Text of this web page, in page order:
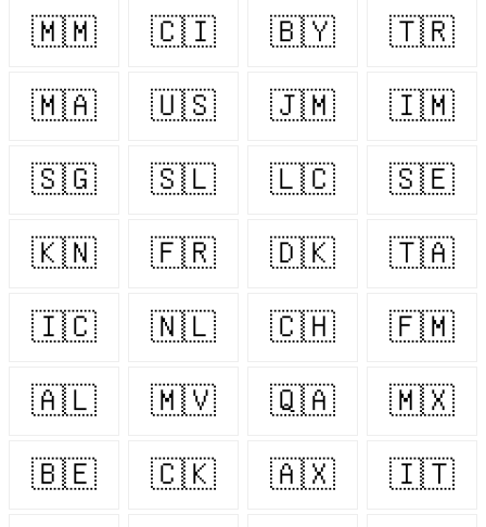
🇲🇲 🇨🇮 🇧🇾 🇹🇷
🇲🇦 🇺🇸 🇯🇲 🇮🇲
🇸🇬 🇸🇱 🇱🇨 🇸🇪
🇰🇳 🇫🇷 🇩🇰 🇹🇦
🇮🇨 🇳🇱 🇨🇭 🇫🇲
🇦🇱 🇲🇻 🇶🇦 🇲🇽
🇧🇪 🇨🇰 🇦🇽 🇮🇹